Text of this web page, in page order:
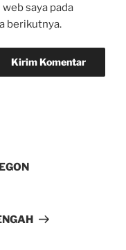
saya pada
berikutnya.